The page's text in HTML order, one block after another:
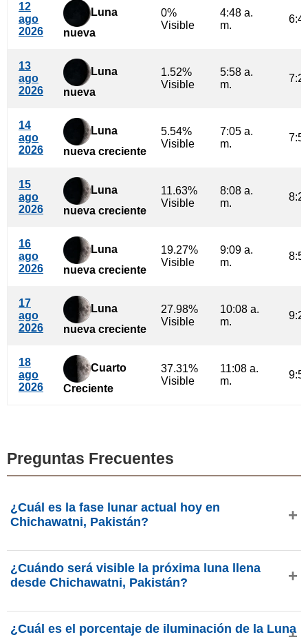
12
ago
2026
Luna
nueva
0%
Visible
4:48 a.
m.
13
ago
2026
Luna
nueva
1.52%
Visible
5:58 a.
m.
14
ago
2026
Luna
nueva creciente
5.54%
Visible
7:05 a.
m.
15
ago
2026
Luna
nueva creciente
11.63%
Visible
8:08 a.
m.
16
ago
2026
Luna
nueva creciente
19.27%
Visible
9:09 a.
m.
17
ago
2026
Luna
nueva creciente
27.98%
Visible
10:08 a.
m.
18
ago
2026
Cuarto
Creciente
37.31%
Visible
11:08 a.
m.
Preguntas Frecuentes
¿Cuál es la fase lunar actual hoy en
Chichawatni, Pakistán?
Pakistán, la Luna está en la faseluna menguantecon
29.93% de iluminación, tiene 24.09 días de edad y se
phasesmoon.com.
¿Cuándo será visible la próxima luna llena
desde Chichawatni, Pakistán?
2026, aproximadamente a las 6:14 p. m. (hora Asia/Karachi
¿Cuál es el porcentaje de iluminación de la Luna